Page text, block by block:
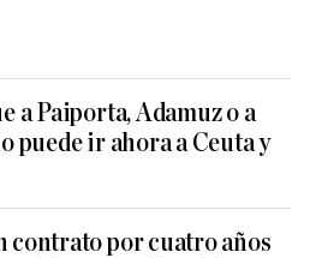
a Paiporta, Adamuz o a
puede ir ahora a Ceuta y
por cuatro años